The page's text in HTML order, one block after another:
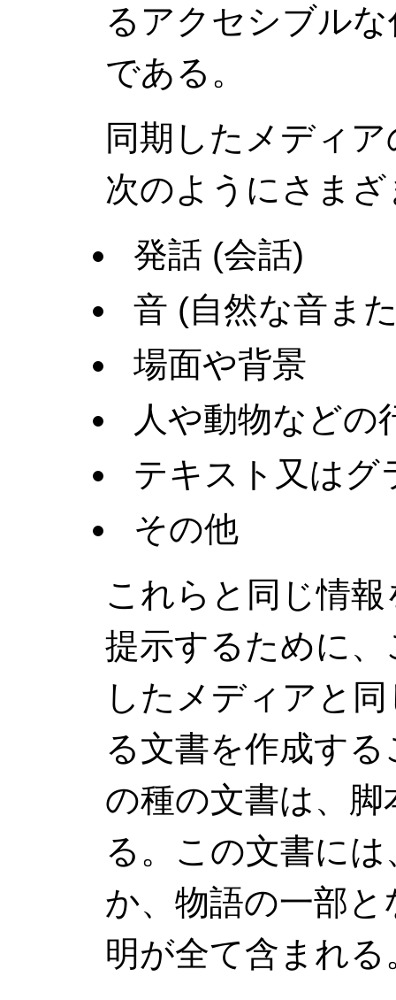
るアクセシブル
である。
同期したメディ
次のようにさま
発話 (会話)
音 (自然な音ま
場面や背景
人や動物などの
テキスト又はグ
その他
これらと同じ情
提示するために
したメディアと
る文書を作成す
の種の文書は、
る。この文書に
か、物語の一部
明が全て含まれる